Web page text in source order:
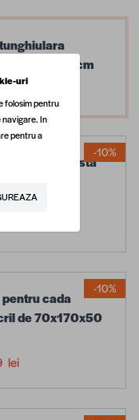
170 x 70 cm
acril Celesta
-10%
cada
de 70x170x50
lei
-10%
uri
folosim pentru
In
pentru a